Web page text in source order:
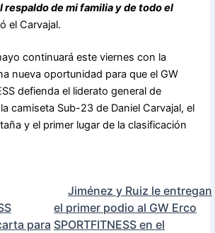
de mi familia y de todo el
el Carvajal.
continuará este viernes con la
nueva oportunidad para que el GW
defienda el liderato general de
camiseta Sub-23 de Daniel Carvajal, el
y el primer lugar de la clasificación
para
Jiménez y Ruiz le entregan
el primer podio al GW Erco
SPORTFITNESS en el